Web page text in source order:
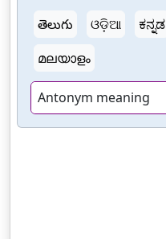
తెలుగు
ଓଡ଼ିଆ ಕನ್ನಡ
മലയാളം
Antonym meaning